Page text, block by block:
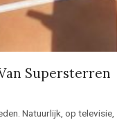
Supersterren
Natuurlijk, op televisie,